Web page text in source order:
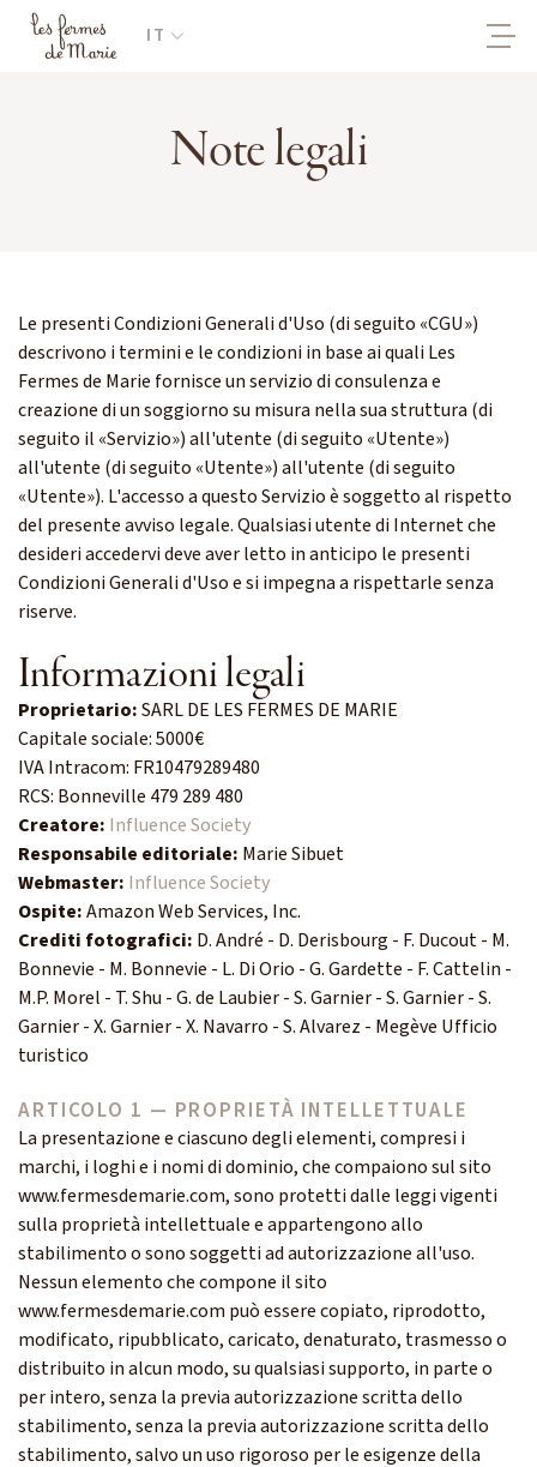
IT
Note legali
Le presenti Condizioni Generali d'Uso (di seguito «CGU»)
descrivono i termini e le condizioni in base ai quali Les
Fermes de Marie fornisce un servizio di consulenza e
creazione di un soggiorno su misura nella sua struttura (di
seguito il «Servizio») all'utente (di seguito «Utente»)
all'utente (di seguito «Utente») all'utente (di seguito
«Utente»). L'accesso a questo Servizio è soggetto al rispetto
del presente avviso legale. Qualsiasi utente di Internet che
desideri accedervi deve aver letto in anticipo le presenti
Condizioni Generali d'Uso e si impegna a rispettarle senza
riserve.
Informazioni legali
Proprietario:SARL DE LES FERMES DE MARIE
Capitale sociale: 5000€
IVA Intracom: FR10479289480
RCS: Bonneville 479 289 480
Creatore: Influence Society
Responsabile editoriale: Marie Sibuet
Webmaster: Influence Society
Ospite:Amazon Web Services, Inc.
Crediti fotografici: D. André - D. Derisbourg - F. Ducout - M.
Bonnevie - M. Bonnevie - L. Di Orio - G. Gardette - F. Cattelin -
M.P. Morel - T. Shu - G. de Laubier - S. Garnier - S. Garnier - S.
Garnier - X. Garnier - X. Navarro - S. Alvarez - Megève Ufficio
turistico
ARTICOLO 1 — PROPRIETÀ INTELLETTUALE
La presentazione e ciascuno degli elementi, compresi i
marchi, i loghi e i nomi di dominio, che compaiono sul sito
www.fermesdemarie.com, sono protetti dalle leggi vigenti
sulla proprietà intellettuale e appartengono allo
stabilimento o sono soggetti ad autorizzazione all'uso.
Nessun elemento che compone il sito
www.fermesdemarie.com può essere copiato, riprodotto,
modificato, ripubblicato, caricato, denaturato, trasmesso o
distribuito in alcun modo, su qualsiasi supporto, in parte o
per intero, senza la previa autorizzazione scritta dello
stabilimento, senza la previa autorizzazione scritta dello
stabilimento, salvo un uso rigoroso per le esigenze della